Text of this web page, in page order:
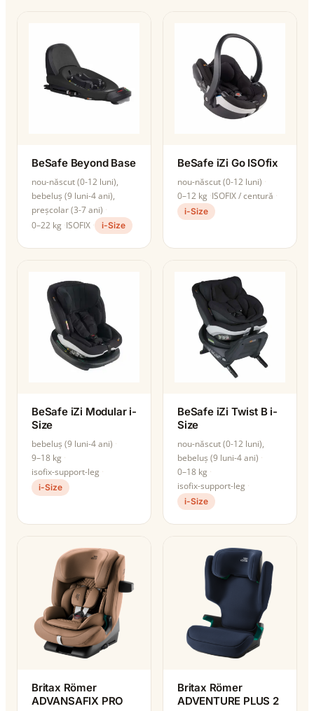
BeSafe Beyond Base
nou-născut (0-12 luni),
bebeluș (9 luni-4 ani),
preșcolar (3-7 ani)
0–22 kg ISOFIX i-Size
BeSafe iZi Go ISOfix
nou-născut (0-12 luni)
0–12 kg ISOFIX / centură
i-Size
BeSafe iZi Modular i-
Size
bebeluș (9 luni-4 ani)
9–18 kg
isofix-support-leg
i-Size
BeSafe iZi Twist B i-
Size
nou-născut (0-12 luni),
bebeluș (9 luni-4 ani)
0–18 kg
isofix-support-leg
i-Size
Britax Römer
ADVANSAFIX PRO
Britax Römer
ADVENTURE PLUS 2